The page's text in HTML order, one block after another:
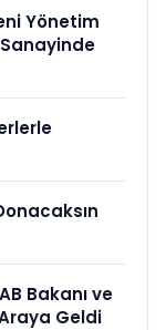
Yönetim
Bakanı ve
Geldi